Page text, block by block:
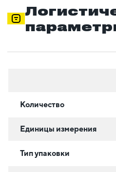
Количество
Единицы измерения
Тип упаковки